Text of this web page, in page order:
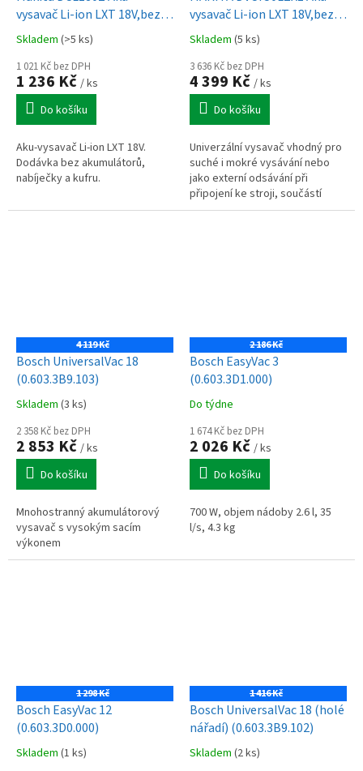
vysavač Li-ion LXT 18V,bez
aku
Skladem (>5 ks)
1 021 Kč bez DPH
1 236 Kč / ks
Do košíku
Aku-vysavač Li-ion LXT 18V.
Dodávka bez akumulátorů,
nabíječky a kufru.
vysavač Li-ion LXT 18V,bez
aku
Skladem (5 ks)
3 636 Kč bez DPH
4 399 Kč / ks
Do košíku
Univerzální vysavač vhodný pro
suché i mokré vysávání nebo
jako externí odsávání při
připojení ke stroji, součástí
dodávky nejsou akumulátory a
4 119 Kč
Bosch UniversalVac 18
(0.603.3B9.103)
Skladem (3 ks)
2 358 Kč bez DPH
2 853 Kč / ks
Do košíku
Mnohostranný akumulátorový
vysavač s vysokým sacím
výkonem
2 186 Kč
Bosch EasyVac 3
(0.603.3D1.000)
Do týdne
1 674 Kč bez DPH
2 026 Kč / ks
Do košíku
700 W, objem nádoby 2.6 l, 35
l/s, 4.3 kg
1 298 Kč
Bosch EasyVac 12
(0.603.3D0.000)
Skladem (1 ks)
1 416 Kč
Bosch UniversalVac 18 (holé
nářadí) (0.603.3B9.102)
Skladem (2 ks)